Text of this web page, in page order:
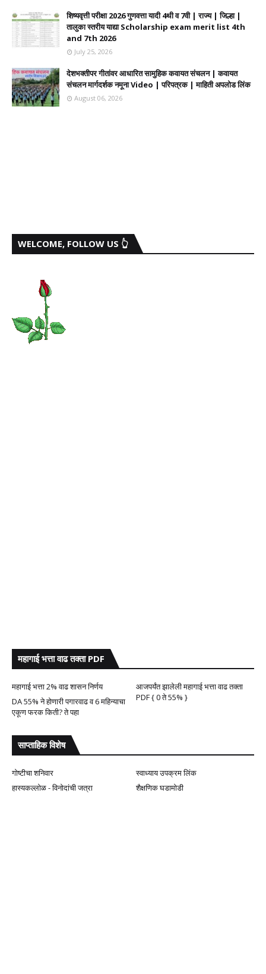
शिष्यवृत्ती परीक्षा 2026 गुणवत्ता यादी 4थी व 7वी | राज्य | जिल्हा |
तालुका स्तरीय याद्या Scholarship exam merit list 4th
and 7th 2026
July 25, 2026
देशभक्तीपर गीतांवर आधारित सामुहिक कवायत संचलन | कवायत
संचलन मार्गदर्शक नमूना Video | परिपत्रक | माहिती अपलोड लिंक
August 06, 2026
WELCOME, FOLLOW US 👆
महागाई भत्ता वाढ तक्ता PDF
महागाई भत्ता 2% वाढ शासन निर्णय
आजपर्यंत झालेली महागाई भत्ता वाढ तक्ता
PDF { 0 ते 55% }
DA 55% ने होणारी पगारवाढ व 6 महिन्याचा
एकूण फरक किती? ते पहा
साप्ताहिक विशेष
गोष्टीचा शनिवार
स्वाध्याय उपक्रम लिंक
हास्यकल्लोळ - विनोदांची जत्रा
शैक्षणिक घडामोडी